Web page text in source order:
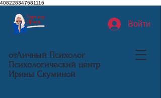
408228347681116
отЛичный Психолог
Психологический центр
Ирины Скуминой
Войти